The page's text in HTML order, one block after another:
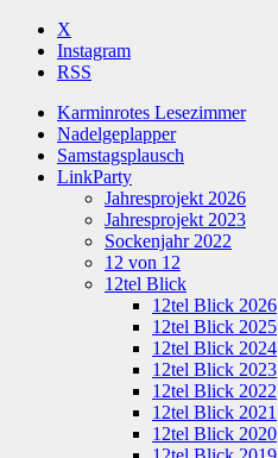
X
Instagram
RSS
Karminrotes Lesezimmer
Nadelgeplapper
Samstagsplausch
LinkParty
Jahresprojekt 2026
Jahresprojekt 2023
Sockenjahr 2022
12 von 12
12tel Blick
12tel Blick 2026
12tel Blick 2025
12tel Blick 2024
12tel Blick 2023
12tel Blick 2022
12tel Blick 2021
12tel Blick 2020